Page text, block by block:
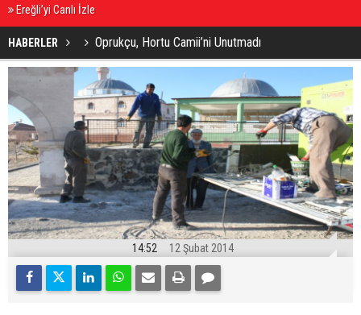
Ereğli’yi Canlı İzle
HABERLER Oprukçu, Hortu Camii’ni Unutmadı
14:52 12 Şubat 2014